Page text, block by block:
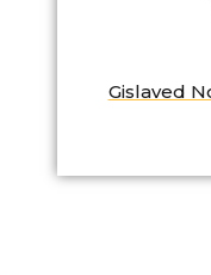
Gislaved